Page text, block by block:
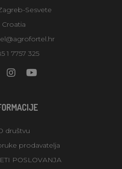
Sesvete
Croatia
1 7757 325
društvu
prodavatelja
POSLOVANJA